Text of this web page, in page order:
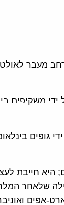
מעבר
משקיפים
גופים
היא חייבת
שלאחר
אפים